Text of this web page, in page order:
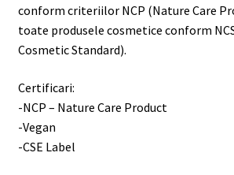
conform criteriilor NCP (Nature Care
toate produsele cosmetice conform
Cosmetic Standard).
Certificari:
-NCP – Nature Care Product
-Vegan
-CSE Label